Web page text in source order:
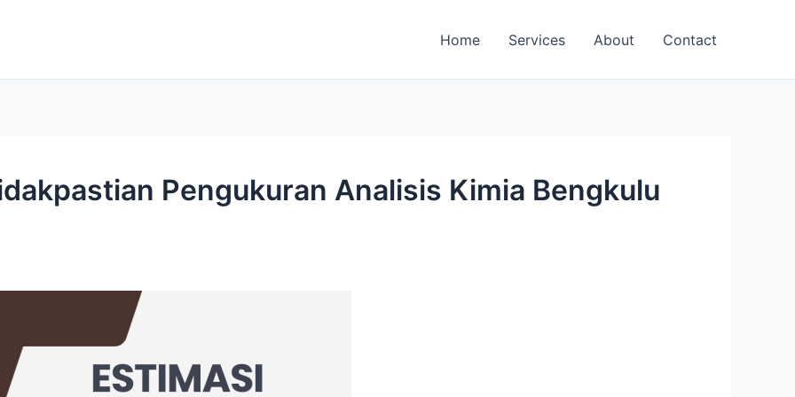
Home Services About Contact
Pengukuran Analisis Kimia Bengkulu